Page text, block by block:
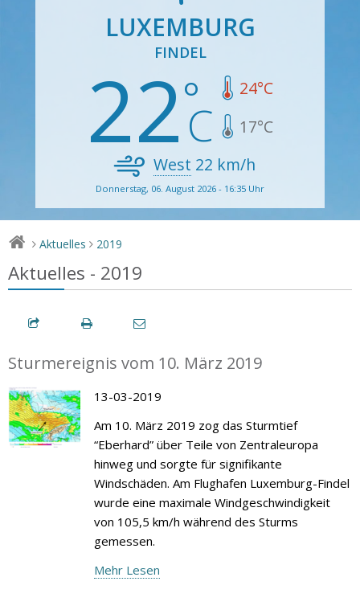
LUXEMBURG
FINDEL
22 24°C
17°C
West 22 km/h
Donnerstag, 06. August 2026 - 16:35 Uhr
> Aktuelles > 2019
Aktuelles - 2019
Sturmereignis vom 10. März 2019
13-03-2019
Am 10. März 2019 zog das Sturmtief
“Eberhard” über Teile von Zentraleuropa
hinweg und sorgte für signifikante
Windschäden. Am Flughafen Luxemburg-Findel
wurde eine maximale Windgeschwindigkeit
von 105,5 km/h während des Sturms
gemessen.
Mehr Lesen